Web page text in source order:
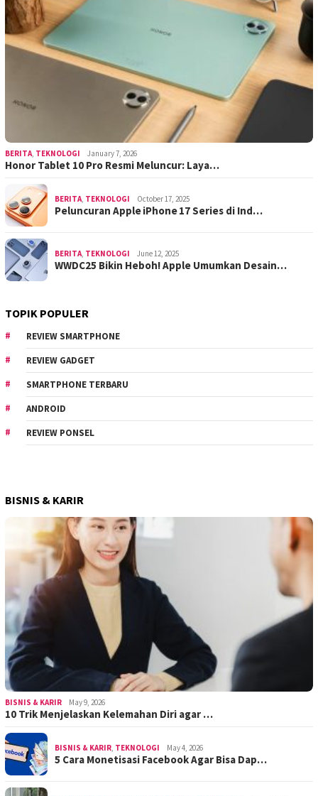
BERITA TEKNOLOGI January 7, 2026
Honor Tablet 10 Pro Resmi Meluncur: Laya…
BERITA TEKNOLOGI October 17, 2025
Peluncuran Apple iPhone 17 Series di Ind…
BERITA TEKNOLOGI June 12, 2025
WWDC25 Bikin Heboh! Apple Umumkan Desain…
TOPIK POPULER
REVIEW SMARTPHONE
REVIEW GADGET
SMARTPHONE TERBARU
ANDROID
REVIEW PONSEL
BISNIS & KARIR
BISNIS & KARIR May 9, 2026
10 Trik Menjelaskan Kelemahan Diri agar …
BISNIS & KARIR TEKNOLOGI May 4, 2026
5 Cara Monetisasi Facebook Agar Bisa Dap…